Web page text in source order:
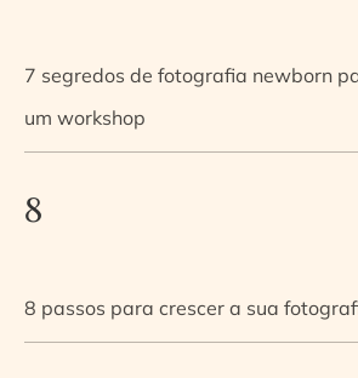
7 segredos de fotografia newborn
um workshop
8
8 passos para crescer a sua